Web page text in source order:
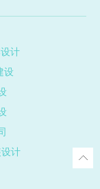
计
设
计